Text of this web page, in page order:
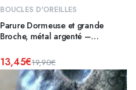
BOUCLES D'OREILLES
Parure Dormeuse et grande
Broche, métal argenté –
19,90€
Le
prix
13,45€
Le
prix